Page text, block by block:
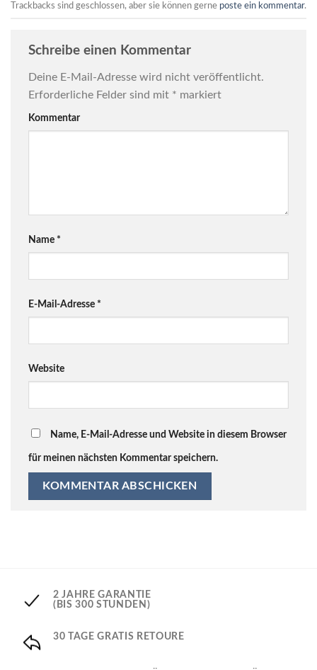
Trackbacks sind geschlossen, aber sie können gerne poste ein kommentar.
Schreibe einen Kommentar
Deine E-Mail-Adresse wird nicht veröffentlicht.
Erforderliche Felder sind mit * markiert
Kommentar
Name *
E-Mail-Adresse *
Website
Name, E-Mail-Adresse und Website in diesem Browser
für meinen nächsten Kommentar speichern.
2 JAHRE GARANTIE
(BIS 300 STUNDEN)
30 TAGE GRATIS RETOURE